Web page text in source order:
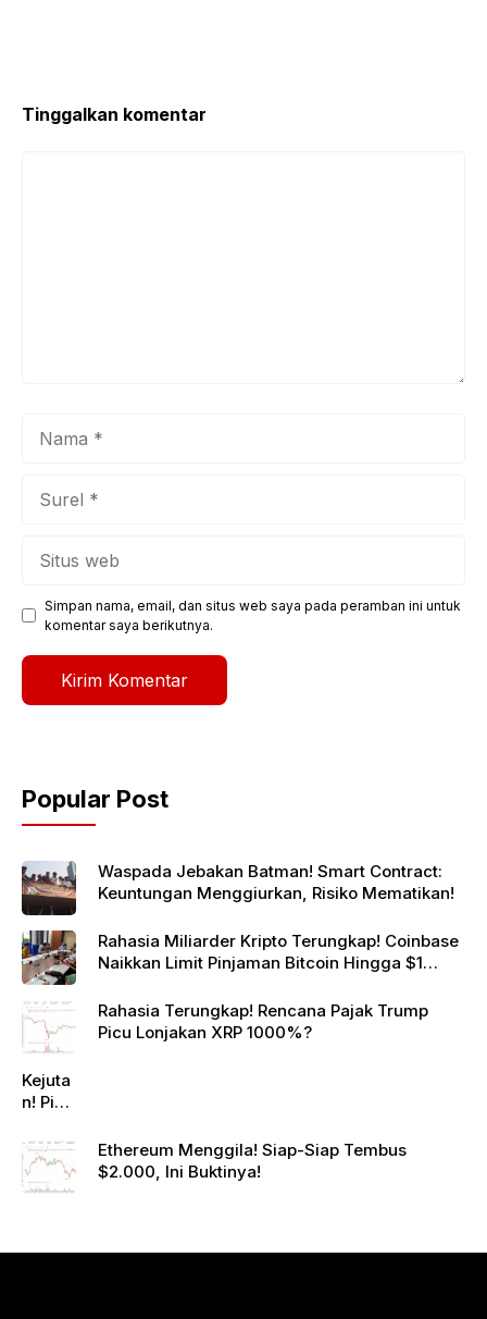
Tinggalkan komentar
Simpan nama, email, dan situs web saya pada peramban ini untuk
komentar saya berikutnya.
Popular Post
Waspada Jebakan Batman! Smart Contract:
Keuntungan Menggiurkan, Risiko Mematikan!
Rahasia Miliarder Kripto Terungkap! Coinbase
Naikkan Limit Pinjaman Bitcoin Hingga $1
Rahasia Terungkap! Rencana Pajak Trump
Picu Lonjakan XRP 1000%?
Kejuta
n! Pi
rk
Gande
ng
Eropa,
Ethereum Menggila! Siap-Siap Tembus
$2.000, Ini Buktinya!